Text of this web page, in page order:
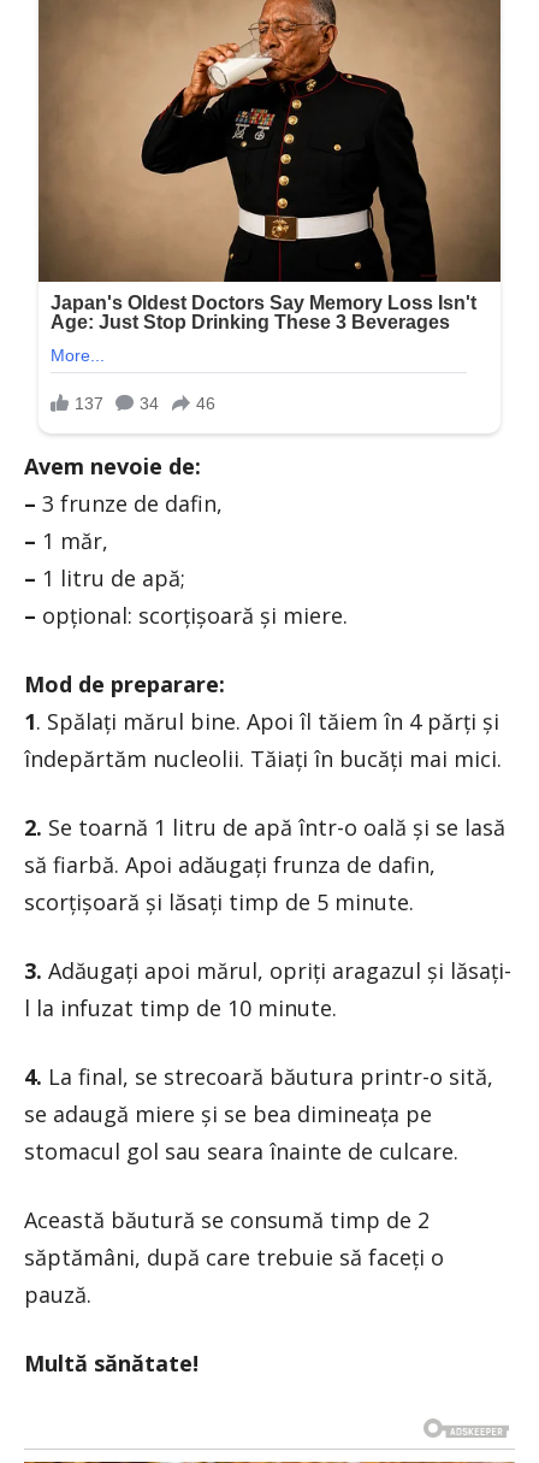
Avem nevoie de:
– 3 frunze de dafin,
– 1 măr,
– 1 litru de apă;
– opțional: scorțișoară și miere.
Mod de preparare:
1. Spălați mărul bine. Apoi îl tăiem în 4 părți și
îndepărtăm nucleolii. Tăiați în bucăți mai mici.
2. Se toarnă 1 litru de apă într-o oală și se lasă
să fiarbă. Apoi adăugați frunza de dafin,
scorțișoară și lăsați timp de 5 minute.
3. Adăugați apoi mărul, opriți aragazul și lăsați-
l la infuzat timp de 10 minute.
4. La final, se strecoară băutura printr-o sită,
se adaugă miere și se bea dimineața pe
stomacul gol sau seara înainte de culcare.
Această băutură se consumă timp de 2
săptămâni, după care trebuie să faceți o
pauză.
Multă sănătate!